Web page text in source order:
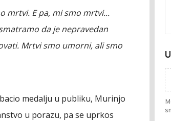
mrtvi. E pa, mi smo mrtvi...
da je nepravedan
Mrtvi smo umorni, ali smo
medalju u publiku, Murinjo
u porazu, pa se uprkos